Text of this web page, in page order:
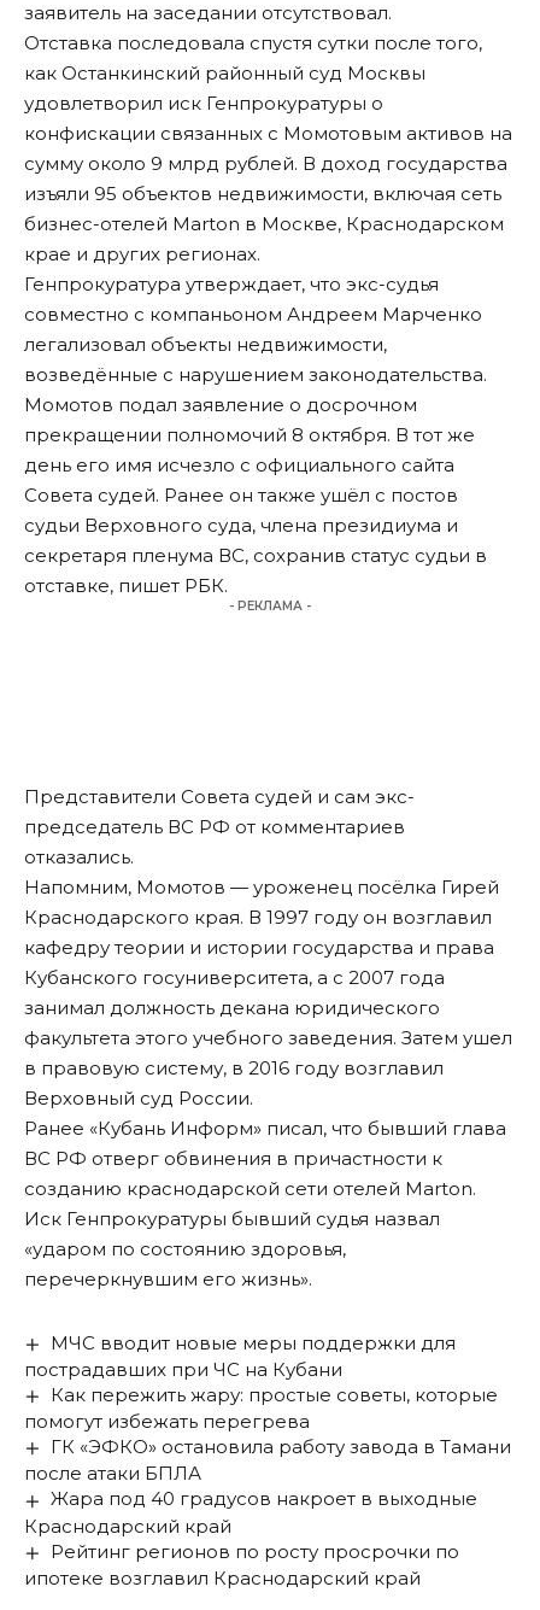
заявитель на заседании отсутствовал.
Отставка последовала спустя сутки после того,
как Останкинский районный суд Москвы
удовлетворил иск Генпрокуратуры о
конфискации связанных с Момотовым активов на
сумму около 9 млрд рублей. В доход государства
изъяли 95 объектов недвижимости, включая сеть
бизнес-отелей Marton в Москве, Краснодарском
крае и других регионах.
Генпрокуратура утверждает, что экс-судья
совместно с компаньоном Андреем Марченко
легализовал объекты недвижимости,
возведённые с нарушением законодательства.
Момотов подал заявление о досрочном
прекращении полномочий 8 октября. В тот же
день его имя исчезло с официального сайта
Совета судей. Ранее он также ушёл с постов
судьи Верховного суда, члена президиума и
секретаря пленума ВС, сохранив статус судьи в
отставке, пишет РБК.
- РЕКЛАМА -
Представители Совета судей и сам экс-
председатель ВС РФ от комментариев
отказались.
Напомним, Момотов — уроженец посёлка Гирей
Краснодарского края. В 1997 году он возглавил
кафедру теории и истории государства и права
Кубанского госуниверситета, а с 2007 года
занимал должность декана юридического
факультета этого учебного заведения. Затем ушел
в правовую систему, в 2016 году возглавил
Верховный суд России.
Ранее «Кубань Информ» писал, что бывший глава
ВС РФ отверг обвинения в причастности к
созданию краснодарской сети отелей Marton.
Иск Генпрокуратуры бывший судья назвал
«ударом по состоянию здоровья,
перечеркнувшим его жизнь».
МЧС вводит новые меры поддержки для
пострадавших при ЧС на Кубани
Как пережить жару: простые советы, которые
помогут избежать перегрева
ГК «ЭФКО» остановила работу завода в Тамани
после атаки БПЛА
Жара под 40 градусов накроет в выходные
Краснодарский край
Рейтинг регионов по росту просрочки по
ипотеке возглавил Краснодарский край